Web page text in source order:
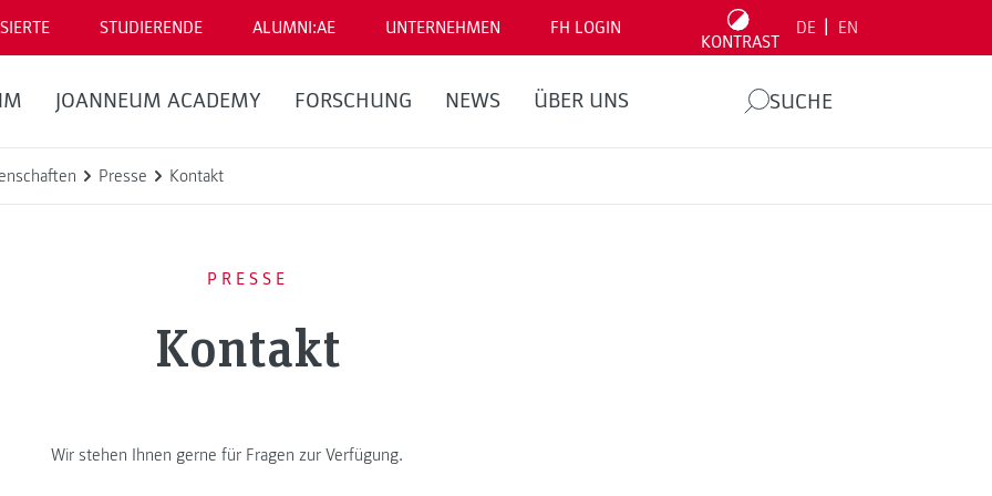
STUDIERENDE ALUMNI:AE UNTERNEHMEN FH LOGIN
KONTRAST
DE EN
JOANNEUM ACADEMY FORSCHUNG NEWS ÜBER UNS SUCHE
Presse Kontakt
PRESSE
Kontakt
Wir stehen Ihnen gerne für Fragen zur Verfügung.